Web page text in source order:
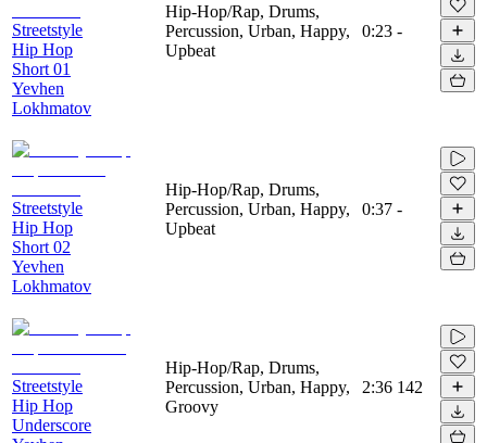
Streetstyle
Hip Hop
Short 01
Yevhen
Lokhmatov
Hip-Hop/Rap, Drums,
Percussion, Urban, Happy,
Upbeat
0:23 -
Streetstyle
Hip Hop
Short 02
Yevhen
Lokhmatov
Hip-Hop/Rap, Drums,
Percussion, Urban, Happy,
Upbeat
0:37 -
Streetstyle
Hip Hop
Underscore
Hip-Hop/Rap, Drums,
Percussion, Urban, Happy,
Groovy
2:36 142